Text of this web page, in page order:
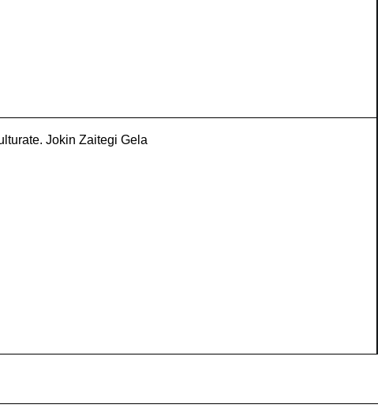
Jokin Zaitegi Gela